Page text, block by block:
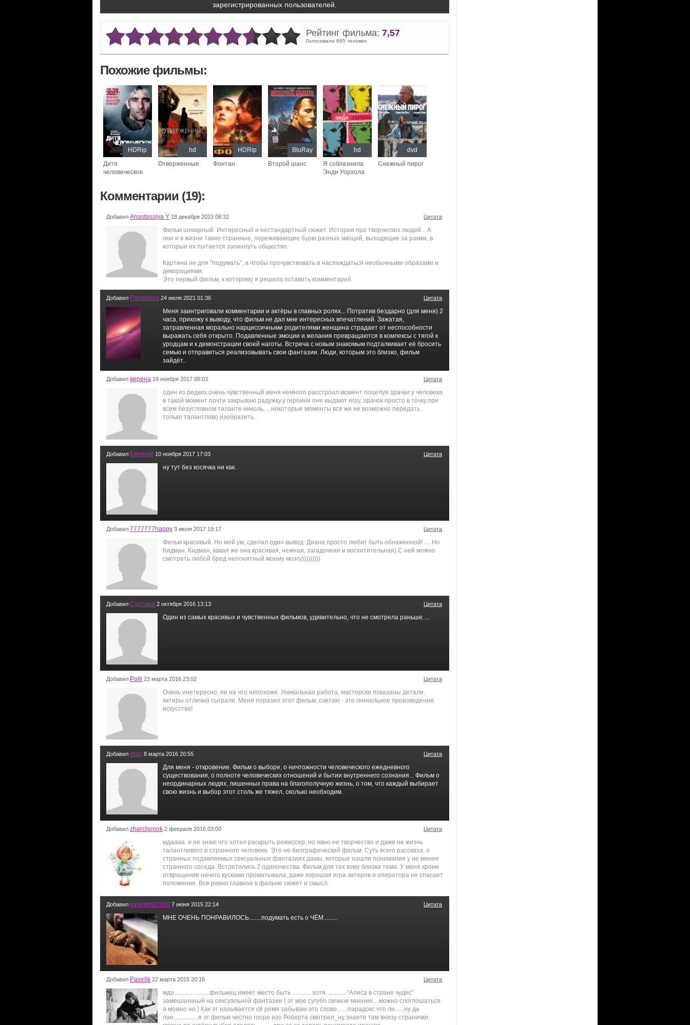
зарегистрированных пользователей.
Рейтинг фильма: 7,57
Голосовало 695 человек
Похожие фильмы:
Дитя
человеческое
HDRip
Отверженные
hd
Фонтан
HDRip
Второй шанс
BluRay
Я соблазнила
Энди Уорхола
hd
Снежный пирог
dvd
Комментарии (19):
Добавил Anastassiya Y 18 декабря 2023 08:32 Цитата
Фильм шикарный. Интересный и нестандартный сюжет. История про творческих людей... А
они и в жизни такие странные, переживающие бурю разных эмоций, выходящие за рамки, в
которые их пытается запихнуть общество.
Картина не для "подумать", а чтобы прочувствовать и наслаждаться необычными образами и
декорациями.
Это первый фильм, к которому я решила оставить комментарий.
Добавил Parraddox 24 июля 2021 01:36 Цитата
Меня заинтриговали комментарии и актёры в главных ролях... Потратив бездарно (для меня) 2
часа, прихожу к выводу, что фильм не дал мне интересных впечатлений. Зажатая,
затравленная морально нарциссичными родителями женщина страдает от неспособности
выражать себя открыто. Подавленные эмоции и желания превращаются в комлексы с тягой к
уродцам и к демонстрации своей наготы. Встреча с новым знакомым подталкивает её бросить
семью и отправиться реализовывать свои фантазии. Люди, которым это близко, фильм
зайдёт..
Добавил верена 19 ноября 2017 05:03 Цитата
один из редких.очень чувственный.меня немного расстроил момент поцелуя.зрачки у человека
в такой момент почти закрываю радужку.у героини они выдают игру. зрачок просто в точку.при
всем безусловном таланте николь.....некоторые моменты все же не возможно передать .
только талантливо изобразить..
Добавил Евгений 10 ноября 2017 17:03 Цитата
ну тут без косячка ни как.
Добавил 7777777happy 3 июля 2017 19:17 Цитата
Фильм красивый. Но мой ум, сделал один вывод: Диана просто любит быть обнаженной! .... Но
Кидман, Кидман, какая же она красивая, нежная, загадочная и восхитительная) С ней можно
смотреть любой бред непонятный моему мозгу)))))))))
Добавил Султана 2 октября 2016 13:13 Цитата
Один из самых красивых и чувственных фильмов, удивительно, что не смотрела раньше.....
Добавил Polli 23 марта 2016 23:02 Цитата
Очень инетересно, ни на что непохоже. Уникальная работа, мастерски показаны детали,
актеры отлично сыграли. Меня поразил этот фильм, считаю - это гениальное произведение
искусства!
Добавил mari 8 марта 2016 20:55 Цитата
Для меня - откровение. Фильм о выборе, о ничтожности человеческого ежедневного
существования, о полноте человеческих отношений и бытии внутреннего сознания... Фильм о
неординарных людях, лишенных права на благополучную жизнь, о том, что каждый выбирает
свою жизнь и выбор этот столь же тяжел, сколько необходим.
Добавил zharchonok 2 февраля 2016 03:00 Цитата
мдаааа. я не знаю что хотел раскрыть режиссер, но явно не творчество и даже не жизнь
талантливого и странного человека. Это не биографический фильм. Суть всего рассказа, о
странных подавляемых сексуальных фантазиях дамы, которые нашли понимания у не менее
странного соседа. Встретились 2 одиночества. Фильм для тех кому близка тема. У меня кроме
отвращения ничего кусками проматывала, даже хорошая игра актеров и оператора не спасает
положение. Все равно главное в фильме сюжет и смысл.
Добавил valentina2560 7 июня 2015 22:14 Цитата
МНЕ ОЧЕНЬ ПОНРАВИЛОСЬ........подумать есть о ЧЁМ.........
Добавил Pavelik 22 марта 2015 20:16 Цитата
мда.......................фильмец имеет место быть ............ хотя.............."Алиса в стране чудес"
замешаннный на сексуальной фантазии ( эт мое сугубо личное мнение....можно слоглошаться
а можно не ) Как эт называется сё ремя забываю это слово.......парадокс что ли......ну да
лан................я эт фильм честно гооря изо Роберта смотрел_ну знаете там внизу странички